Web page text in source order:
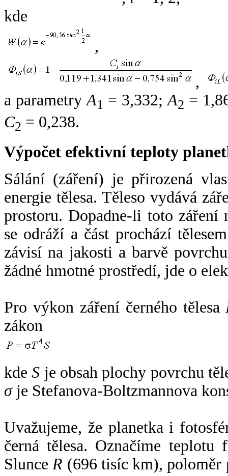
kde
,
,
a parametryA1 = 3,332;A2 =
C2 = 0,238.
Výpočet efektivní teploty
Sálání (záření) je přirozená
energie tělesa. Těleso vydává
prostoru. Dopadne-li toto záření
se odráží a část prochází
závisí na jakosti a barvě
žádné hmotné prostředí, jde o
Pro výkon záření černého tělesa
zákon
kdeS je obsah plochy povrchu
σje Stefanova-Boltzmannova
Uvažujeme, že planetka i
černá tělesa. Označíme
SlunceR (696 tisíc km),